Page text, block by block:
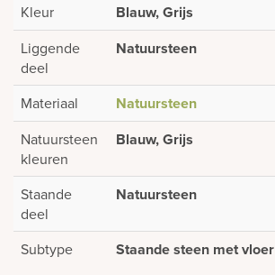
Kleur Blauw, Grijs
Liggende
deel
Natuursteen
Materiaal Natuursteen
Natuursteen
kleuren
Blauw, Grijs
Staande
deel
Natuursteen
Subtype Staande steen met vloer